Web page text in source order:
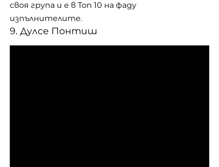
своя група и е в Топ 10 на фаду
изпълнителите.
9. Дулсе Понтиш